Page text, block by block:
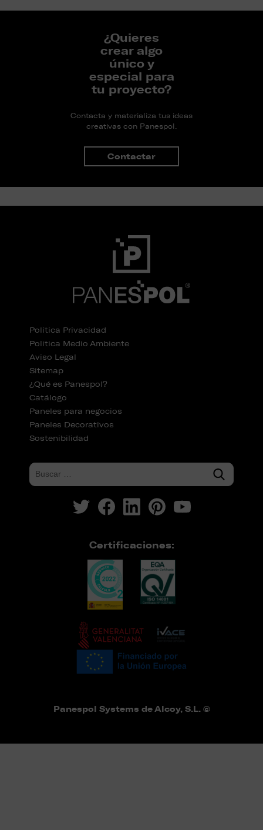
¿Quieres
crear algo
único y
especial para
tu proyecto?
Contacta y materializa tus ideas
creativas con Panespol.
Contactar
Política Privacidad
Política Medio Ambiente
Aviso Legal
Sitemap
¿Qué es Panespol?
Catálogo
Paneles para negocios
Paneles Decorativos
Sostenibilidad
Certificaciones:
Panespol Systems de Alcoy, S.L. ©